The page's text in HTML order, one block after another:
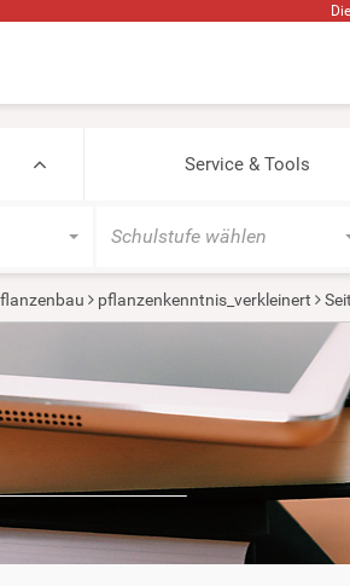
Service & Tools
Schulstufe wählen
pflanzenkenntnis_verkleinert